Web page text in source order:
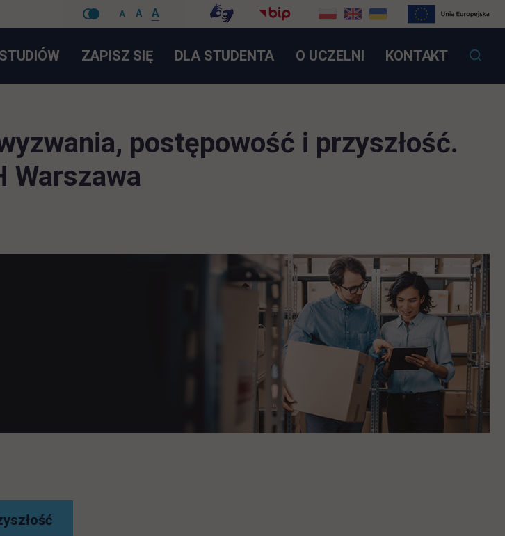
A A A
ZAPISZ SIĘLINK OTWIERA SIĘ W NOWEJ KARCIE
DLA STUDENTA O UCZELNI KONTAKT
postępowość i przyszłość.
Warszawa
link otwiera się w nowej karcie